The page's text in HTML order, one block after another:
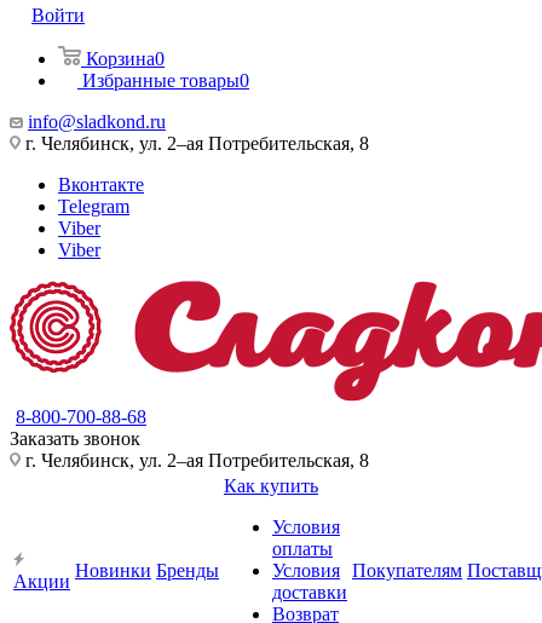
Войти
Корзина0
Избранные товары0
info@sladkond.ru
г. Челябинск, ул. 2–ая Потребительская, 8
Вконтакте
Telegram
Viber
Viber
8-800-700-88-68
Заказать звонок
г. Челябинск, ул. 2–ая Потребительская, 8
Акции
Новинки Бренды
Как купить
Условия
оплаты
Условия
доставки
Возврат
Покупателям